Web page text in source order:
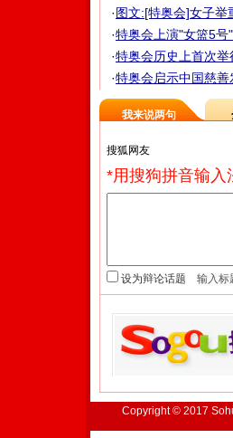
·图文:[特奥会]女子举
·特奥会上演"女篮5号
·特奥会历史上首次
·特奥会启示中国慈善
我来说两句
*用搜狗拼音输入
设为辩论话题
Copyright © 2017